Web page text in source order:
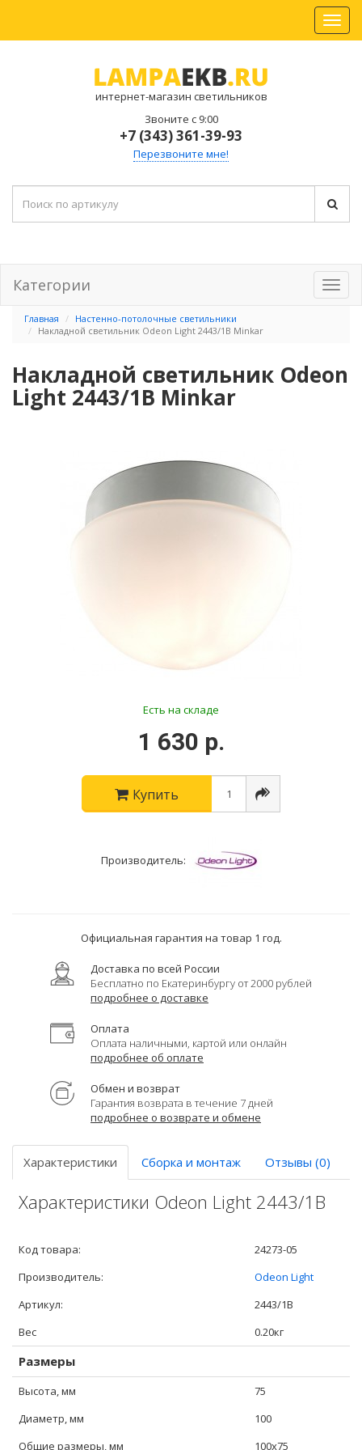
интернет-магазин светильников
Звоните с 9:00
+7 (343) 361-39-93
Перезвоните мне!
Категории
Главная
Настенно-потолочные светильники
Накладной светильник Odeon Light 2443/1B Minkar
Накладной светильник Odeon
Light 2443/1B Minkar
Есть на складе
1 630 р.
Купить
Производитель:
Официальная гарантия на товар 1 год.
Доставка по всей России
Бесплатно по Екатеринбургу от 2000 рублей
подробнее о доставке
Оплата
Оплата наличными, картой или онлайн
подробнее об оплате
Обмен и возврат
Гарантия возврата в течение 7 дней
подробнее о возврате и обмене
Характеристики Сборка и монтаж Отзывы (0)
Характеристики Odeon Light 2443/1B
Код товара:
24273-05
Производитель:
Odeon Light
Артикул:
2443/1B
Вес
0.20кг
Размеры
Высота, мм
75
Диаметр, мм
100
Общие размеры, мм
100x75